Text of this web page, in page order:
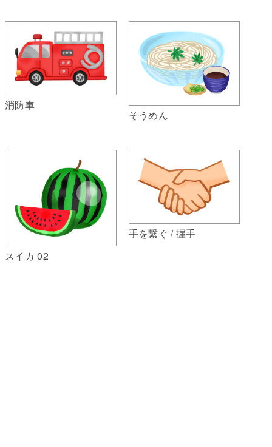
消防車
そうめん
スイカ 02
手を繋ぐ / 握手